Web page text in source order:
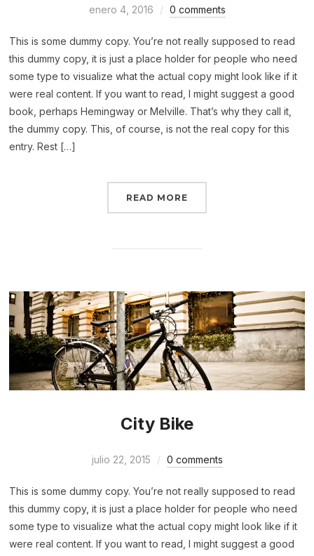
enero 4, 2016 0 comments
This is some dummy copy. You’re not really supposed to read
this dummy copy, it is just a place holder for people who need
some type to visualize what the actual copy might look like if it
were real content. If you want to read, I might suggest a good
book, perhaps Hemingway or Melville. That’s why they call it,
the dummy copy. This, of course, is not the real copy for this
entry. Rest […]
READ MORE
City Bike
julio 22, 2015 0 comments
This is some dummy copy. You’re not really supposed to read
this dummy copy, it is just a place holder for people who need
some type to visualize what the actual copy might look like if it
were real content. If you want to read, I might suggest a good